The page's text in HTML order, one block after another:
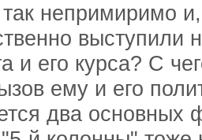
непримиримо
выступили
и его курса? С
ему и его
два основных